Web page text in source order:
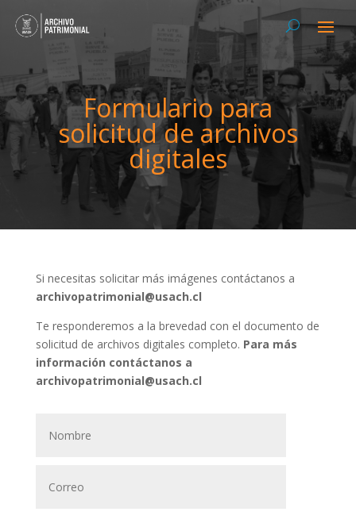
Formulario para
solicitud de archivos
digitales
Si necesitas solicitar más imágenes contáctanos a
archivopatrimonial@usach.cl
Te responderemos a la brevedad con el documento de
solicitud de archivos digitales completo. Para más
información contáctanos a
archivopatrimonial@usach.cl